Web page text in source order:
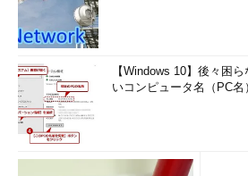
【Windows 10】後々困
いコンピュータ名（PC